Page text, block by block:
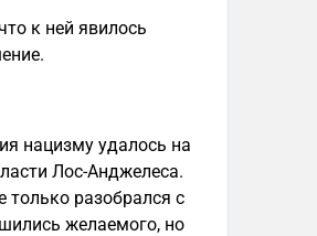
к ней явилось
нацизму удалось на
Лос-Анджелеса.
только разобрался с
желаемого, но